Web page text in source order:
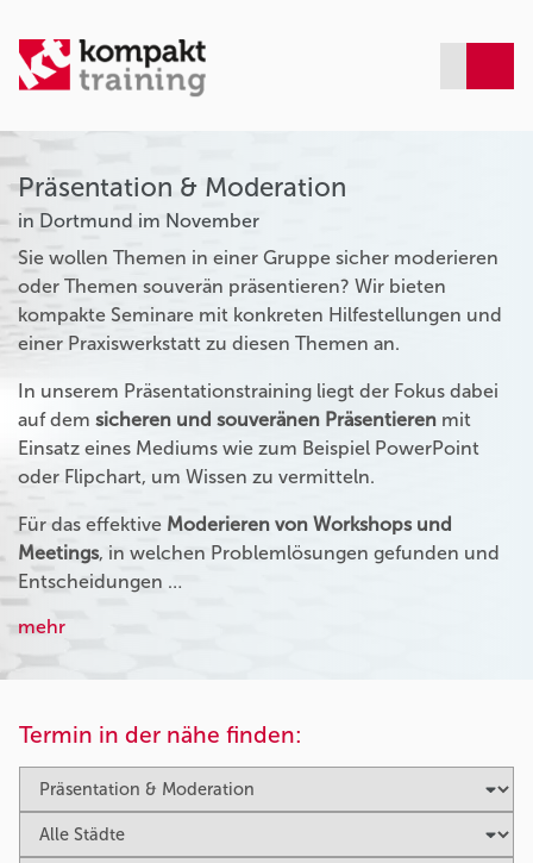
Präsentation & Moderation
in Dortmund im November
Sie wollen Themen in einer Gruppe sicher moderieren
oder Themen souverän präsentieren? Wir bieten
kompakte Seminare mit konkreten Hilfestellungen und
einer Praxiswerkstatt zu diesen Themen an.
In unserem Präsentationstraining liegt der Fokus dabei
auf dem sicheren und souveränen Präsentieren mit
Einsatz eines Mediums wie zum Beispiel PowerPoint
oder Flipchart, um Wissen zu vermitteln.
Für das effektive Moderieren von Workshops und
Meetings, in welchen Problemlösungen gefunden und
Entscheidungen …
mehr
Termin in der nähe finden: